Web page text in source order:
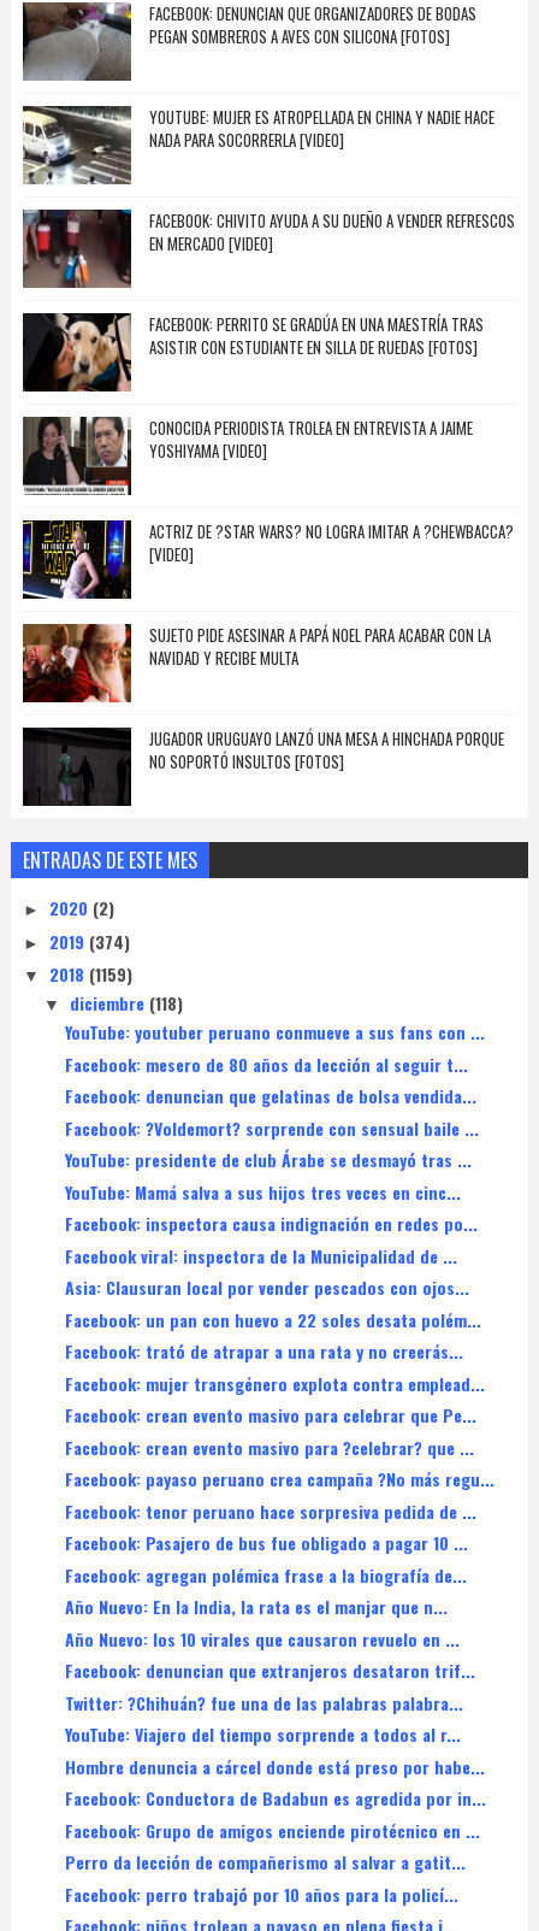
FACEBOOK: DENUNCIAN QUE ORGANIZADORES DE BODAS
PEGAN SOMBREROS A AVES CON SILICONA [FOTOS]
YOUTUBE: MUJER ES ATROPELLADA EN CHINA Y NADIE HACE
NADA PARA SOCORRERLA [VIDEO]
FACEBOOK: CHIVITO AYUDA A SU DUEÑO A VENDER REFRESCOS
EN MERCADO [VIDEO]
FACEBOOK: PERRITO SE GRADÚA EN UNA MAESTRÍA TRAS
ASISTIR CON ESTUDIANTE EN SILLA DE RUEDAS [FOTOS]
CONOCIDA PERIODISTA TROLEA EN ENTREVISTA A JAIME
YOSHIYAMA [VIDEO]
ACTRIZ DE ?STAR WARS? NO LOGRA IMITAR A ?CHEWBACCA?
[VIDEO]
SUJETO PIDE ASESINAR A PAPÁ NOEL PARA ACABAR CON LA
NAVIDAD Y RECIBE MULTA
JUGADOR URUGUAYO LANZÓ UNA MESA A HINCHADA PORQUE
NO SOPORTÓ INSULTOS [FOTOS]
ENTRADAS DE ESTE MES
► 2020 (2)
► 2019 (374)
▼ 2018 (1159)
▼ diciembre (118)
YouTube: youtuber peruano conmueve a sus fans con ...
Facebook: mesero de 80 años da lección al seguir t...
Facebook: denuncian que gelatinas de bolsa vendida...
Facebook: ?Voldemort? sorprende con sensual baile ...
YouTube: presidente de club Árabe se desmayó tras ...
YouTube: Mamá salva a sus hijos tres veces en cinc...
Facebook: inspectora causa indignación en redes po...
Facebook viral: inspectora de la Municipalidad de ...
Asia: Clausuran local por vender pescados con ojos...
Facebook: un pan con huevo a 22 soles desata polém...
Facebook: trató de atrapar a una rata y no creerás...
Facebook: mujer transgénero explota contra emplead...
Facebook: crean evento masivo para celebrar que Pe...
Facebook: crean evento masivo para ?celebrar? que ...
Facebook: payaso peruano crea campaña ?No más regu...
Facebook: tenor peruano hace sorpresiva pedida de ...
Facebook: Pasajero de bus fue obligado a pagar 10 ...
Facebook: agregan polémica frase a la biografía de...
Año Nuevo: En la India, la rata es el manjar que n...
Año Nuevo: los 10 virales que causaron revuelo en ...
Facebook: denuncian que extranjeros desataron trif...
Twitter: ?Chihuán? fue una de las palabras palabra...
YouTube: Viajero del tiempo sorprende a todos al r...
Hombre denuncia a cárcel donde está preso por habe...
Facebook: Conductora de Badabun es agredida por in...
Facebook: Grupo de amigos enciende pirotécnico en ...
Perro da lección de compañerismo al salvar a gatit...
Facebook: perro trabajó por 10 años para la policí...